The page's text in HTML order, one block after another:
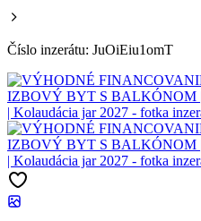
Číslo inzerátu: JuOiEiu1omT